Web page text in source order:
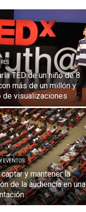
TED de un niño de 8
más de un millón y
de visualizaciones
EVENTOS
y mantener la
de la audiencia en una